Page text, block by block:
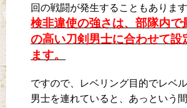
回の戦闘が発生することもあります
検非違使の強さは、部隊内で
の高い刀剣男士に合わせて設
ます。
ですので、レベリング目的でレベ
男士を連れていると、あっという